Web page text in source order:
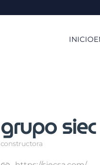
INICIO
grupo siec
constructora